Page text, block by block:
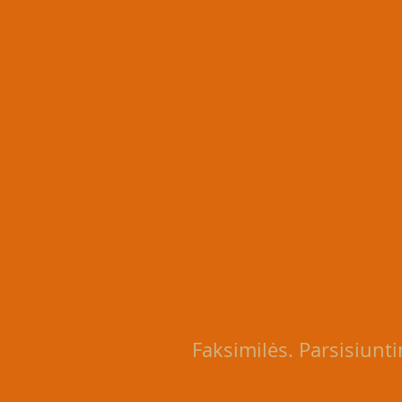
Faksimilės.